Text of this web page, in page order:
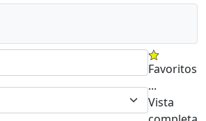
Favoritos
...
Vista